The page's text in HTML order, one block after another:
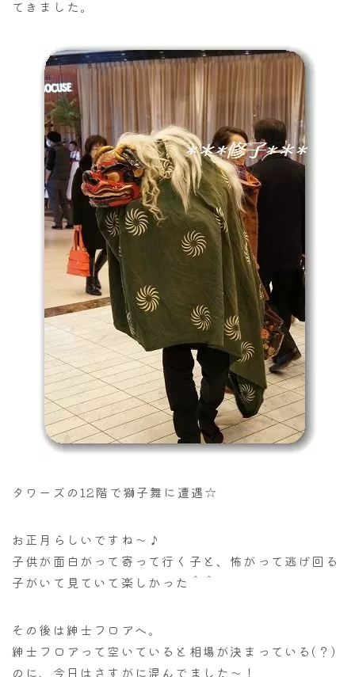
てきました。
タワーズの12階で獅子舞に遭遇☆
お正月らしいですね～♪
子供が面白がって寄って行く子と、怖がって逃げ回る
子がいて見ていて楽しかった＾＾
その後は紳士フロアへ。
紳士フロアって空いていると相場が決まっている(？)
のに、今日はさすがに混んでました～！